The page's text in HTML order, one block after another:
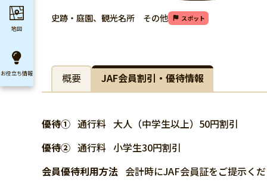
史跡・庭園、観光名所 その他 スポット
概要 JAF会員割引・優待情報
優待① 通行料 大人（中学生以上）50円割引
優待② 通行料 小学生30円割引
会員優待利用方法 会計時にJAF会員証をご提示くだ
地図
お役立ち情報